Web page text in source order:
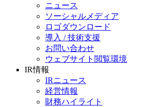
ニュース
ソーシャルメディア
ロゴダウンロード
導入 / 技術支援
お問い合わせ
ウェブサイト閲覧環境
IR情報
IRニュース
経営情報
財務ハイライト